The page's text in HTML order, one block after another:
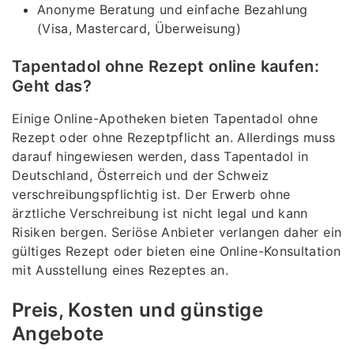
Anonyme Beratung und einfache Bezahlung
(Visa, Mastercard, Überweisung)
Tapentadol ohne Rezept online kaufen:
Geht das?
Einige Online-Apotheken bieten Tapentadol ohne
Rezept oder ohne Rezeptpflicht an. Allerdings muss
darauf hingewiesen werden, dass Tapentadol in
Deutschland, Österreich und der Schweiz
verschreibungspflichtig ist. Der Erwerb ohne
ärztliche Verschreibung ist nicht legal und kann
Risiken bergen. Seriöse Anbieter verlangen daher ein
gültiges Rezept oder bieten eine Online-Konsultation
mit Ausstellung eines Rezeptes an.
Preis, Kosten und günstige
Angebote